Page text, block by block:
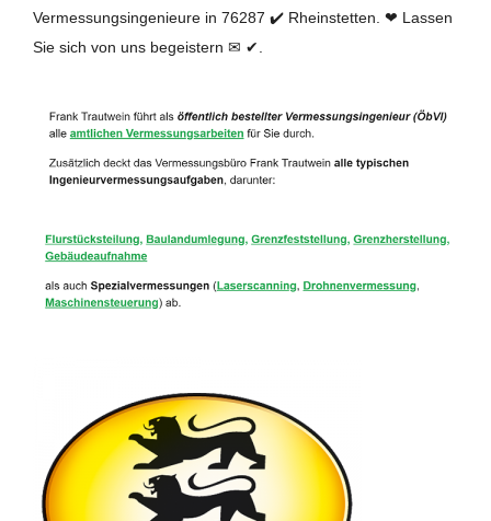
Vermessungsingenieure in 76287 ✔️ Rheinstetten. ❤ Lassen
Sie sich von uns begeistern ✉ ✔.